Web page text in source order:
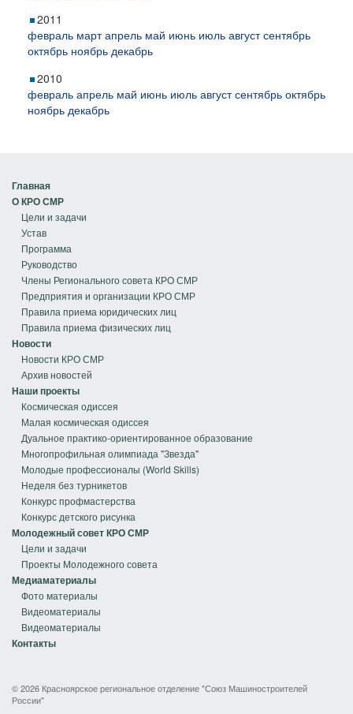
2011
февраль март апрель май июнь июль август сентябрь
октябрь ноябрь декабрь
2010
февраль апрель май июнь июль август сентябрь октябрь
ноябрь декабрь
Главная
О КРО СМР
Цели и задачи
Устав
Программа
Руководство
Члены Регионального совета КРО СМР
Предприятия и организации КРО СМР
Правила приема юридических лиц
Правила приема физических лиц
Новости
Новости КРО СМР
Архив новостей
Наши проекты
Космическая одиссея
Малая космическая одиссея
Дуальное практико-ориентированное образование
Многопрофильная олимпиада "Звезда"
Молодые профессионалы (World Skills)
Неделя без турникетов
Конкурс профмастерства
Конкурс детского рисунка
Молодежный совет КРО СМР
Цели и задачи
Проекты Молодежного совета
Медиаматериалы
Фото материалы
Видеоматериалы
Видеоматериалы
Контакты
© 2026 Красноярское региональное отделение "Союз Машиностроителей
России"